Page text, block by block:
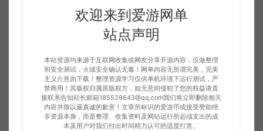
更新端游【上古世纪OL】网游单
机第二版修复商场无限点券更新
完整GM物品代码视频安装教学虚
端游系列
更新端游【原神3.4】任务真端第
2版完善优化最新版视频安装教学
GM后台网游单机版虚拟机一键端
端游系列
欢迎来到爱游网单
站点声明
本站资源均来源于互联网收集或网友分享开源内容，仅做整理
和安全测试，火绒安全确认无毒！网单内容无所谓完美，完美
主义介意勿下载！整理资源学习仅供单机环境下运行测试，严
禁商用！其版权归属原版权方，如无意间侵犯了您的权益请直
接联系告知站长邮箱185529643@qq.com我们将立即删除相关
内容并致以最真诚的歉意！文章所标识的爱游币或接受赞助绝
非资源本身，而是整理、收集资料及网站运行所必须支出的成
本及用户对我们付出时间精力认可的适度打赏。